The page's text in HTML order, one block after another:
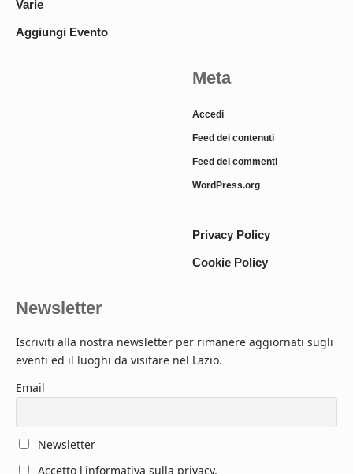
Varie
Aggiungi Evento
Meta
Accedi
Feed dei contenuti
Feed dei commenti
WordPress.org
Privacy Policy
Cookie Policy
Newsletter
Iscriviti alla nostra newsletter per rimanere aggiornati sugli
eventi ed il luoghi da visitare nel Lazio.
Email
Newsletter
Accetto l'informativa sulla privacy.